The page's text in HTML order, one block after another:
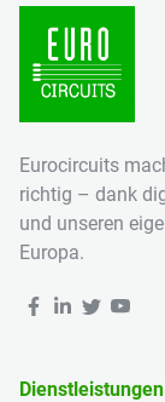
Eurocircuits
richtig – dank
und unseren
Europa.
Dienstleistungen